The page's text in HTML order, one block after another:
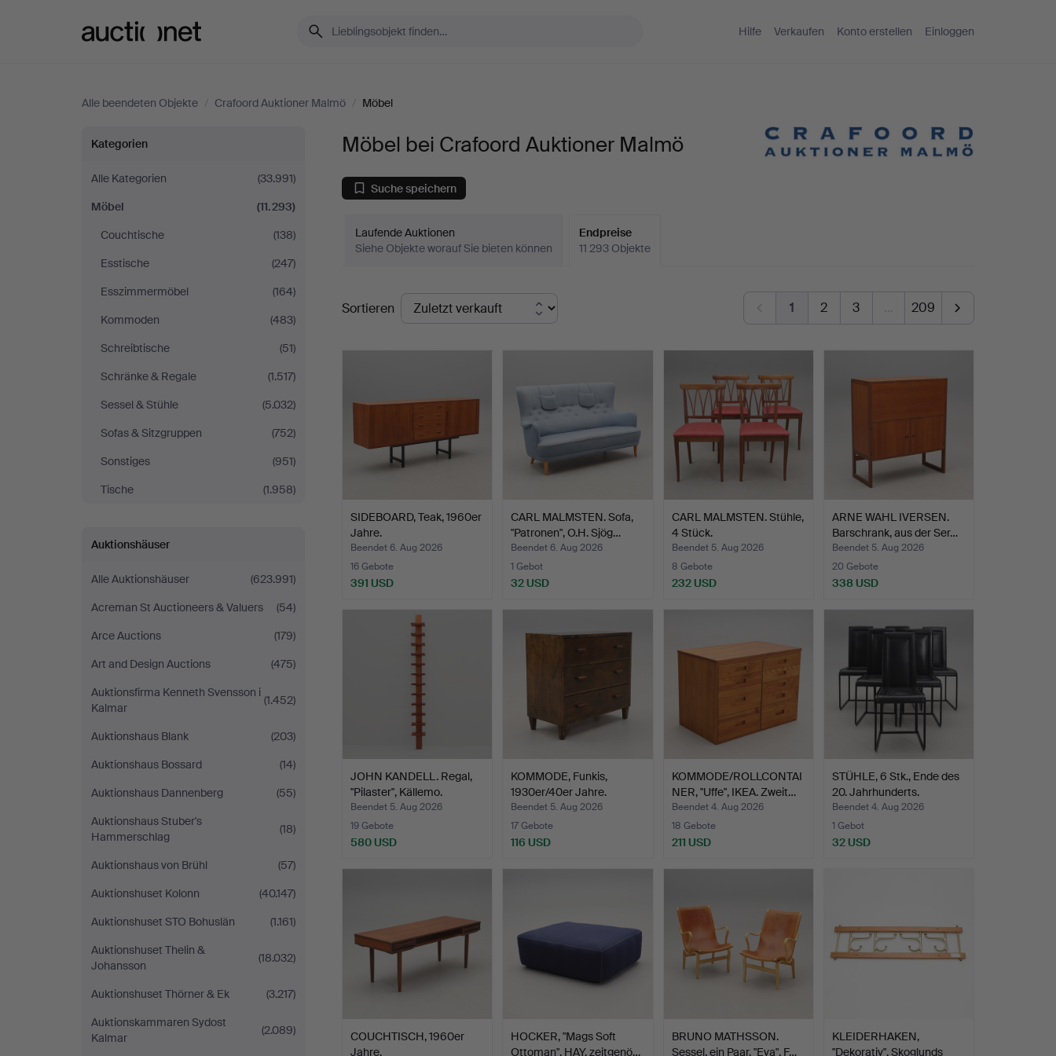
Hilfe Verkaufen Konto erstellen Einloggen
Alle beendeten Objekte / Crafoord Auktioner Malmö / Möbel
Möbel
bei
Crafoord
Auktioner
Malmö
Kategorien
Alle Kategorien
(33.991)
Möbel
(11.293)
Couchtische
(138)
Esstische
(247)
Esszimmermöbel
(164)
Kommoden
(483)
Schreibtische
(51)
Schränke & Regale
(1.517)
Sessel & Stühle
(5.032)
Sofas & Sitzgruppen
(752)
Sonstiges
(951)
Tische
(1.958)
Auktionshäuser
Alle Auktionshäuser
(623.991)
Acreman St Auctioneers & Valuers
(54)
Arce Auctions
(179)
Art and Design Auctions
(475)
Auktionsfirma Kenneth Svensson i
Kalmar
(1.452)
Auktionshaus Blank
(203)
Auktionshaus Bossard
(14)
Auktionshaus Dannenberg
(55)
Auktionshaus Stuber's
Hammerschlag
(18)
Auktionshaus von Brühl
(57)
Auktionshuset Kolonn
(40.147)
Auktionshuset STO Bohuslän
(1.161)
Auktionshuset Thelin &
Johansson
(18.032)
Auktionshuset Thörner & Ek
(3.217)
Auktionskammaren Sydost
Kalmar
(2.089)
Möbel bei Crafoord Auktioner Malmö
Suche speichern
Laufende Auktionen
Siehe Objekte worauf Sie bieten können
Endpreise
11 293 Objekte
Endpreise
Sortieren 1 2 3 … 209
SIDEBOARD, Teak, 1960er
Jahre.
Beendet 6. Aug 2026
16 Gebote
391 USD
CARL MALMSTEN. Sofa,
"Patronen", O.H. Sjög…
Beendet 6. Aug 2026
1 Gebot
32 USD
CARL MALMSTEN. Stühle,
4 Stück.
Beendet 5. Aug 2026
8 Gebote
232 USD
ARNE WAHL IVERSEN.
Barschrank, aus der Ser…
Beendet 5. Aug 2026
20 Gebote
338 USD
JOHN KANDELL. Regal,
"Pilaster", Källemo.
Beendet 5. Aug 2026
19 Gebote
580 USD
KOMMODE, Funkis,
1930er/40er Jahre.
Beendet 5. Aug 2026
17 Gebote
116 USD
KOMMODE/ROLLCONTAI
NER, "Uffe", IKEA. Zweit…
Beendet 4. Aug 2026
18 Gebote
211 USD
STÜHLE, 6 Stk., Ende des
20. Jahrhunderts.
Beendet 4. Aug 2026
1 Gebot
32 USD
COUCHTISCH, 1960er
Jahre.
HOCKER, "Mags Soft
Ottoman", HAY, zeitgenö…
BRUNO MATHSSON.
Sessel, ein Paar, "Eva", F…
KLEIDERHAKEN,
"Dekorativ", Skoglunds